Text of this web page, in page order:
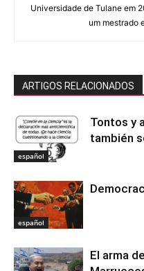
Universidade de Tulane em
um mestrado
ARTIGOS RELACIONADOS
español
Tontos y
también
español
El arma